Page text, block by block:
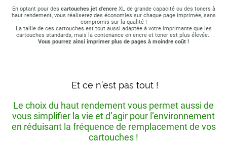
En optant pour des cartouches jet d'encreXL de grande capacité ou des toners à
haut rendement, vous réaliserez des économies sur chaque page imprimée, sans
compromis sur la qualité !
La taille de ces cartouches est tout aussi adaptée à votre imprimante que les
cartouches standards, mais la contenance en encre et toner est plus élevée.
Vous pourrez ainsi imprimer plus de pages à moindre coût !
Et ce n’est pas tout !
Le choix du haut rendement vous permet aussi de
vous simplifier la vie et d’agir pour l’environnement
en réduisant la fréquence de remplacement de vos
cartouches !